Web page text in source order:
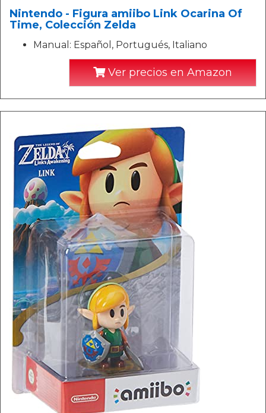
Nintendo - Figura amiibo Link Ocarina Of
Time, Colección Zelda
Manual: Español, Portugués, Italiano
Ver precios en Amazon